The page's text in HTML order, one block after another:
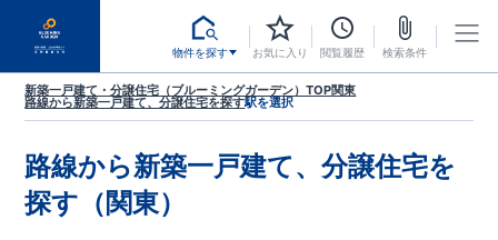
物件を探す お気に入り 閲覧履歴 検索条件
新築一戸建て・分譲住宅（ブルーミングガーデン）TOP関東
路線から新築一戸建て、分譲住宅を探す駅を選択
路線から新築一戸建て、分譲住宅を
探す（関東）